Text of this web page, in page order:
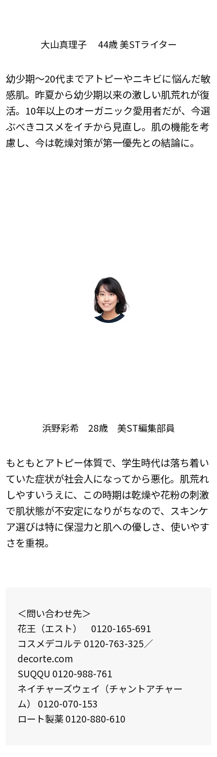
大山真理子 44歳 美STライター
幼少期〜20代までアトピーやニキビに悩んだ敏
感肌。昨夏から幼少期以来の激しい肌荒れが復
活。10年以上のオーガニック愛用者だが、今選
ぶべきコスメをイチから見直し。肌の機能を考
慮し、今は乾燥対策が第一優先との結論に。
浜野彩希 28歳 美ST編集部員
もともとアトピー体質で、学生時代は落ち着い
ていた症状が社会人になってから悪化。肌荒れ
しやすいうえに、この時期は乾燥や花粉の刺激
で肌状態が不安定になりがちなので、スキンケ
ア選びは特に保湿力と肌への優しさ、使いやす
さを重視。
＜問い合わせ先＞
花王（エスト） 0120-165-691
コスメデコルテ 0120-763-325／
decorte.com
SUQQU 0120-988-761
ネイチャーズウェイ（チャントアチャー
ム） 0120-070-153
ロート製薬 0120-880-610